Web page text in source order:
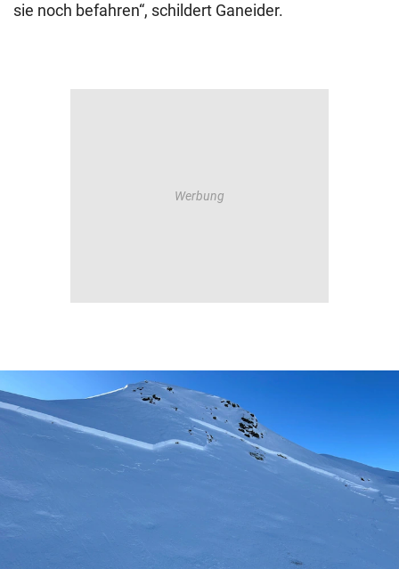
sie noch befahren“, schildert Ganeider.